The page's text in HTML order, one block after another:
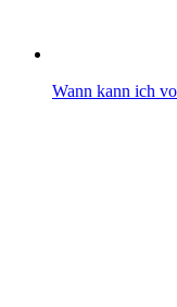
Wann kann ich